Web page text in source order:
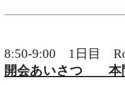
8:50-9:00 1日目
開会あいさつ 本間